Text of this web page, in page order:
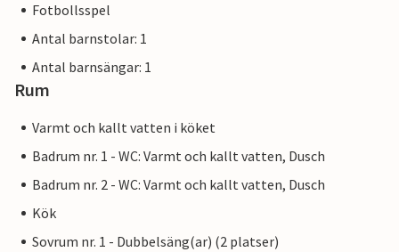
Fotbollsspel
Antal barnstolar: 1
Antal barnsängar: 1
Rum
Varmt och kallt vatten i köket
Badrum nr. 1 - WC: Varmt och kallt vatten, Dusch
Badrum nr. 2 - WC: Varmt och kallt vatten, Dusch
Kök
Sovrum nr. 1 - Dubbelsäng(ar) (2 platser)